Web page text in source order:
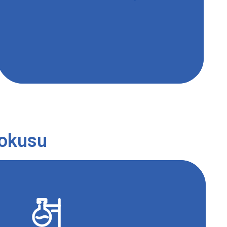
být řádně utěsněno přiléhavou zátkou, aby při
k úniku kapaliny ven – riziko vyklouznutí baňky z